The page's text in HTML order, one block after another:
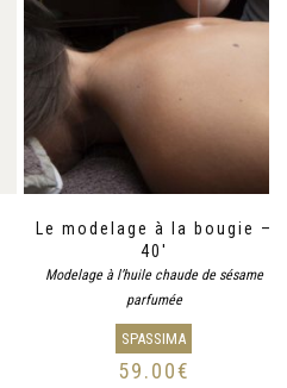
Le modelage à la bougie –
40′
Modelage à l’huile chaude de sésame
parfumée
SPASSIMA
59.00€